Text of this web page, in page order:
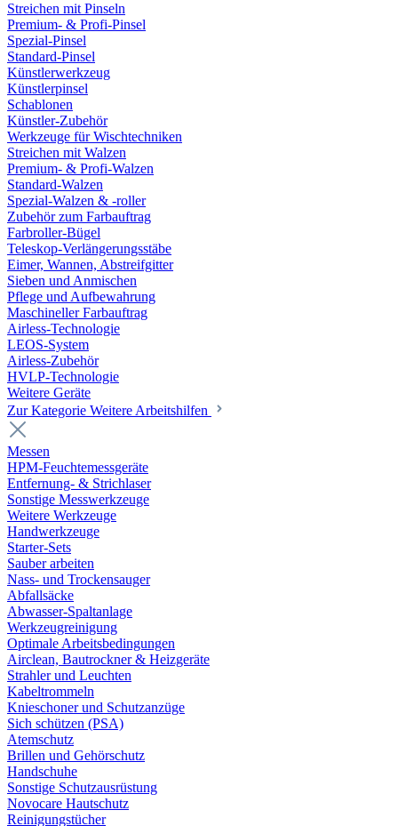
Streichen mit Pinseln
Premium- & Profi-Pinsel
Spezial-Pinsel
Standard-Pinsel
Künstlerwerkzeug
Künstlerpinsel
Schablonen
Künstler-Zubehör
Werkzeuge für Wischtechniken
Streichen mit Walzen
Premium- & Profi-Walzen
Standard-Walzen
Spezial-Walzen & -roller
Zubehör zum Farbauftrag
Farbroller-Bügel
Teleskop-Verlängerungsstäbe
Eimer, Wannen, Abstreifgitter
Sieben und Anmischen
Pflege und Aufbewahrung
Maschineller Farbauftrag
Airless-Technologie
LEOS-System
Airless-Zubehör
HVLP-Technologie
Weitere Geräte
Zur Kategorie Weitere Arbeitshilfen
Messen
HPM-Feuchtemessgeräte
Entfernung- & Strichlaser
Sonstige Messwerkzeuge
Weitere Werkzeuge
Handwerkzeuge
Starter-Sets
Sauber arbeiten
Nass- und Trockensauger
Abfallsäcke
Abwasser-Spaltanlage
Werkzeugreinigung
Optimale Arbeitsbedingungen
Airclean, Bautrockner & Heizgeräte
Strahler und Leuchten
Kabeltrommeln
Knieschoner und Schutzanzüge
Sich schützen (PSA)
Atemschutz
Brillen und Gehörschutz
Handschuhe
Sonstige Schutzausrüstung
Novocare Hautschutz
Reinigungstücher